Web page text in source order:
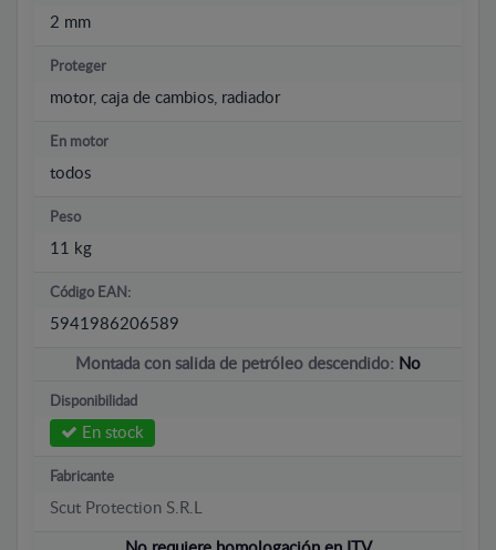
2 mm
Proteger
motor, caja de cambios, radiador
En motor
todos
Peso
11 kg
Código EAN:
5941986206589
Montada con salida de petróleo descendido: No
Disponibilidad
En stock
Fabricante
Scut Protection S.R.L